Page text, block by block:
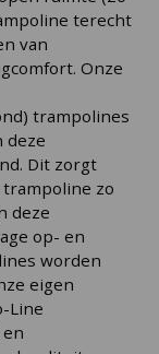
terecht
van
Onze
trampolines
deze
Dit zorgt
zo
deze
op- en
worden
eigen
Line